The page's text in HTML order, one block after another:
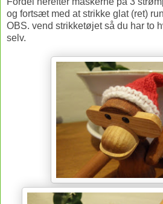
og fortsæt med at strikke glat (ret)
OBS. vend strikketøjet så du har to
selv.